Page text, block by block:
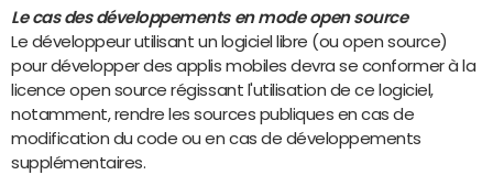
Le cas des développements en mode open source
Le développeur utilisant un logiciel libre (ou open source)
pour développer des applis mobiles devra se conformer à la
licence open source régissant l'utilisation de ce logiciel,
notamment, rendre les sources publiques en cas de
modification du code ou en cas de développements
supplémentaires.